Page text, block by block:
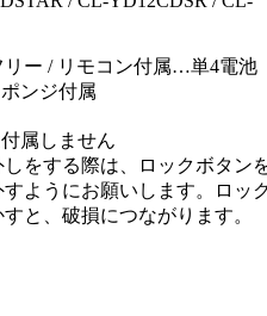
リー / リモコン付属…単4電池
ンジ付属
属しません
をする際は、ロックボタン
ようにお願いします。ロッ
と、破損につながります。